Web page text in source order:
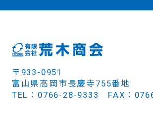
〒933-0951
富山県高岡市長慶寺755番地
TEL：0766-28-9333 FAX：